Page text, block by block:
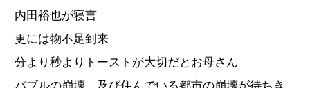
内田裕也が寝言
更には物不足到来
分より秒よりトーストが大切だとお母さん